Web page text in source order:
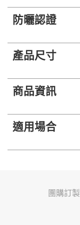
防曬認證
產品尺寸
商品資訊
適用場合
團購訂製